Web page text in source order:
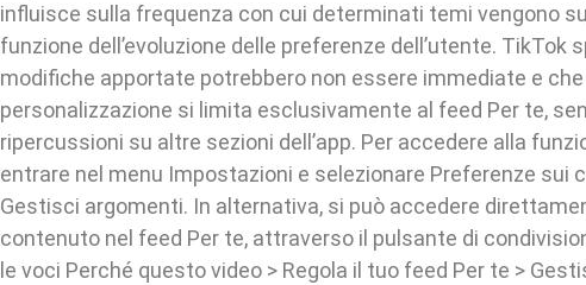
influisce sulla frequenza con cui determinati temi vengono
funzione dell’evoluzione delle preferenze dell’utente. TikTok
modifiche apportate potrebbero non essere immediate e
personalizzazione si limita esclusivamente al feed Per te,
ripercussioni su altre sezioni dell’app. Per accedere alla
entrare nel menu Impostazioni e selezionare Preferenze sui
Gestisci argomenti. In alternativa, si può accedere
contenuto nel feed Per te, attraverso il pulsante di
le voci Perché questo video > Regola il tuo feed Per te >